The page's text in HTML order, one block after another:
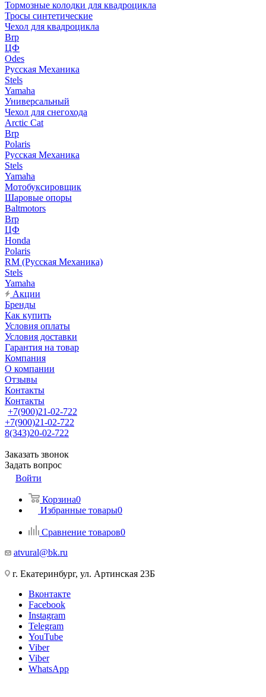
Тормозные колодки для квадроцикла
Тросы синтетические
Чехол для квадроцикла
Brp
ЦФ
Odes
Русская Механика
Stels
Yamaha
Универсальный
Чехол для снегохода
Arctic Cat
Brp
Polaris
Русская Механика
Stels
Yamaha
Мотобуксировщик
Шаровые опоры
Baltmotors
Brp
ЦФ
Honda
Polaris
RM (Русская Механика)
Stels
Yamaha
Акции
Бренды
Как купить
Условия оплаты
Условия доставки
Гарантия на товар
Компания
О компании
Отзывы
Контакты
Контакты
+7(900)21-02-722
+7(900)21-02-722
8(343)20-02-722
Заказать звонок
Задать вопрос
Войти
Корзина0
Избранные товары0
Сравнение товаров0
atvural@bk.ru
г. Екатеринбург, ул. Артинская 23Б
Вконтакте
Facebook
Instagram
Telegram
YouTube
Viber
Viber
WhatsApp